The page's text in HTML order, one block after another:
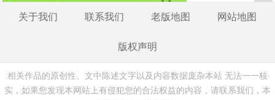
关于我们 联系我们 老版地图 网站地图
版权声明
相关作品的原创性、文中陈述文字以及内容数据庞杂本站 无法一一核
实，如果您发现本网站上有侵犯您的合法权益的内容，请联系我们，本